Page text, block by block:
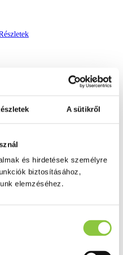
A sütikről
és hirdetések személyre
biztosításához,
elemzéséhez.
B5 balzsam 40